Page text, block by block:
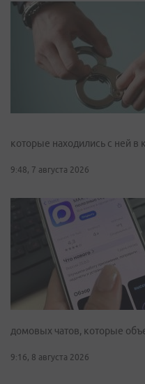
которые находились с ней в
9:48, 7 августа 2026
домовых чатов, которые
9:16, 8 августа 2026